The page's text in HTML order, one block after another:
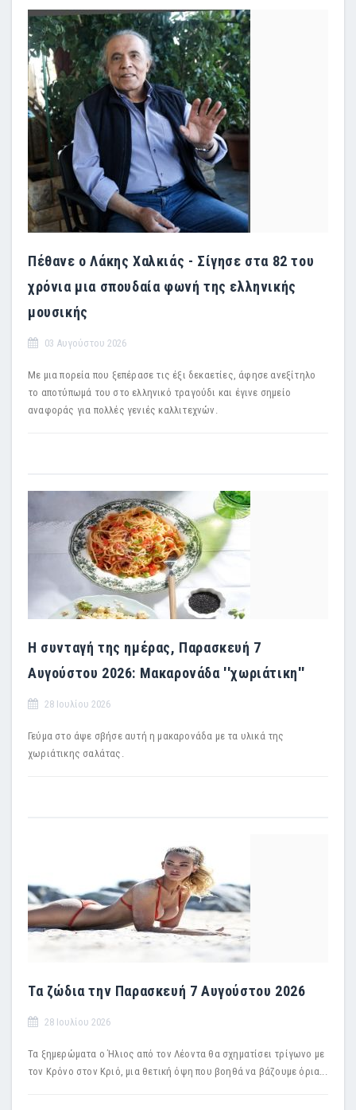
Πέθανε ο Λάκης Χαλκιάς - Σίγησε στα 82 του
χρόνια μια σπουδαία φωνή της ελληνικής
μουσικής
03 Αυγούστου 2026
Με μια πορεία που ξεπέρασε τις έξι δεκαετίες, άφησε ανεξίτηλο
το αποτύπωμά του στο ελληνικό τραγούδι και έγινε σημείο
αναφοράς για πολλές γενιές καλλιτεχνών.
Η συνταγή της ημέρας, Παρασκευή 7
Αυγούστου 2026: Μακαρονάδα ''χωριάτικη''
28 Ιουλίου 2026
Γεύμα στο άψε σβήσε αυτή η μακαρονάδα με τα υλικά της
χωριάτικης σαλάτας.
Τα ζώδια την Παρασκευή 7 Αυγούστου 2026
28 Ιουλίου 2026
Τα ξημερώματα ο Ήλιος από τον Λέοντα θα σχηματίσει τρίγωνο με
τον Κρόνο στον Κριό, μια θετική όψη που βοηθά να βάζουμε όρια...